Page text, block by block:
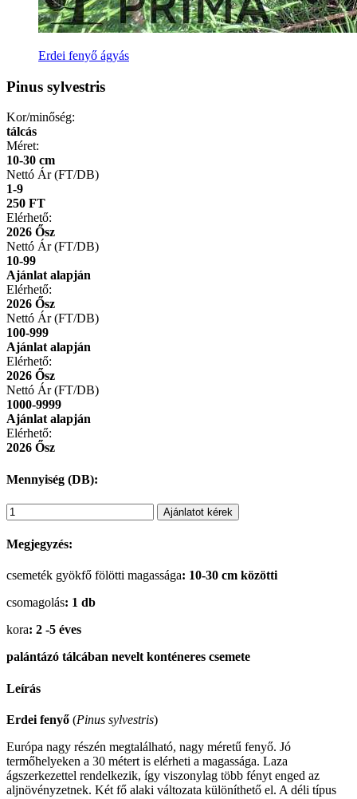
Erdei fenyő ágyás
Pinus sylvestris
Kor/minőség:
tálcás
Méret:
10-30 cm
Nettó Ár (FT/DB)
1-9
250 FT
Elérhető:
2026 Ősz
Nettó Ár (FT/DB)
10-99
Ajánlat alapján
Elérhető:
2026 Ősz
Nettó Ár (FT/DB)
100-999
Ajánlat alapján
Elérhető:
2026 Ősz
Nettó Ár (FT/DB)
1000-9999
Ajánlat alapján
Elérhető:
2026 Ősz
Mennyiség (DB):
Ajánlatot kérek
Megjegyzés:
csemeték gyökfő fölötti magassága: 10-30 cm közötti
csomagolás: 1 db
kora: 2 -5 éves
palántázó tálcában nevelt konténeres csemete
Leírás
Erdei fenyő (Pinus sylvestris)
Európa nagy részén megtalálható, nagy méretű fenyő. Jó
termőhelyeken a 30 métert is elérheti a magassága. Laza
ágszerkezettel rendelkezik, így viszonylag több fényt enged az
aljnövényzetnek. Két fő alaki változata különíthető el. A déli típus